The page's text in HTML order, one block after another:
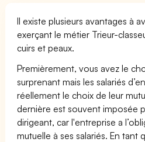
Il existe plusieurs avantages à
exerçant le métier Trieur-
cuirs et peaux.
Premièrement, vous avez le
surprenant mais les salariés
réellement le choix de leur
dernière est souvent imposée
dirigeant, car l'entreprise a
mutuelle à ses salariés. En tant